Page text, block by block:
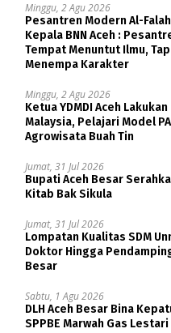
Minggu, 2 Agu 2026
Pesantren Modern Al-
Kepala BNN Aceh :
Tempat Menuntut Ilmu,
Menempa Karakter
Minggu, 2 Agu 2026
Ketua YDMDI Aceh
Malaysia, Pelajari Model
Agrowisata Buah Tin
Jumat, 31 Jul 2026
Bupati Aceh Besar
Kitab Bak Sikula
Jumat, 31 Jul 2026
Lompatan Kualitas SDM
Doktor Hingga
Besar
Sabtu, 1 Agu 2026
DLH Aceh Besar Bina
SPPBE Marwah Gas